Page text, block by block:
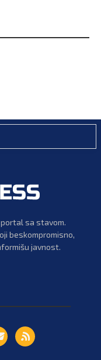
sa stavom.
beskompromisno,
javnost.